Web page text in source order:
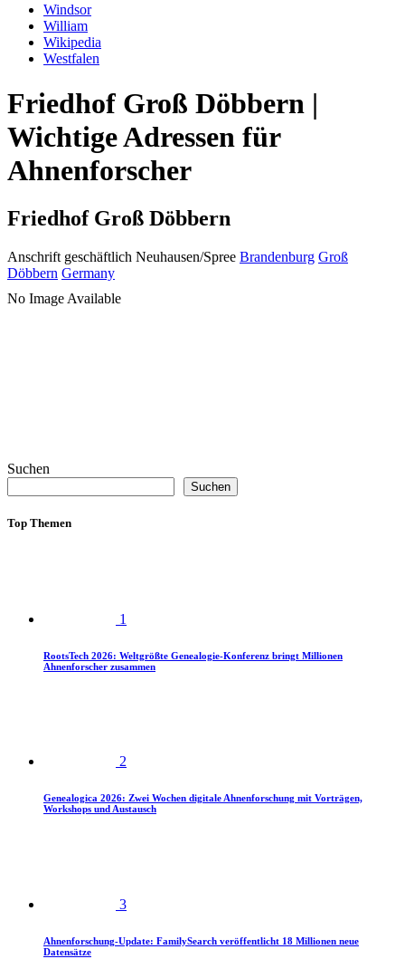
Windsor
William
Wikipedia
Westfalen
Friedhof Groß Döbbern |
Wichtige Adressen für
Ahnenforscher
Friedhof Groß Döbbern
Anschrift geschäftlich Neuhausen/Spree Brandenburg Groß
Döbbern Germany
No Image Available
Suchen
Suchen
Top Themen
1
RootsTech 2026: Weltgrößte Genealogie-Konferenz bringt Millionen
Ahnenforscher zusammen
2
Genealogica 2026: Zwei Wochen digitale Ahnenforschung mit Vorträgen,
Workshops und Austausch
3
Ahnenforschung-Update: FamilySearch veröffentlicht 18 Millionen neue
Datensätze